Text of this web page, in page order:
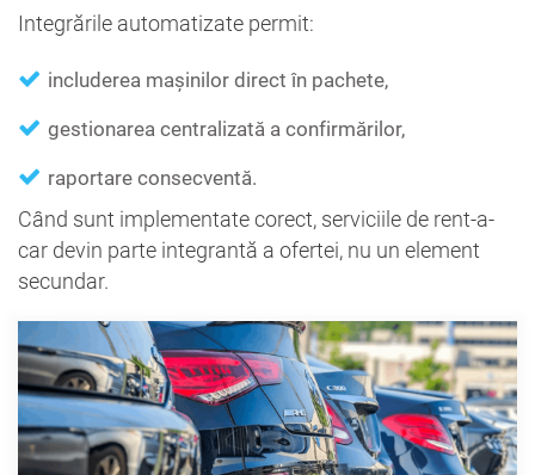
Integrările automatizate permit:
includerea mașinilor direct în pachete,
gestionarea centralizată a confirmărilor,
raportare consecventă.
Când sunt implementate corect, serviciile de rent-a-
car devin parte integrantă a ofertei, nu un element
secundar.